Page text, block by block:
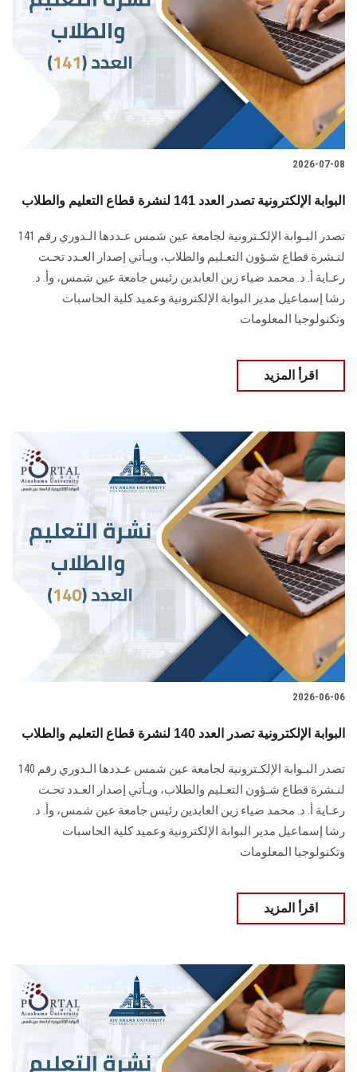
الطلاب
الدراسات العليا
سجل الان
2026-07-08
البوابة الإلكترونية تصدر العدد 141 لنشرة قطاع التعليم والطلاب
تصدر البـوابة الإلكـترونية لجامعة عين شمس عـددها الـدوري رقم 141
لنـشرة قطاع شـؤون التعـليم ‏والطلاب‎، ويـأتي إصدار العـدد تحـت
رعـاية أ. د. محمد ضياء زين العابدين رئيس جامعة عين شمس، وأ. د.
‏رشا إسماعيل مدير البوابة الإلكترونية وعميد كلية الحاسبات
وتكنولوجيا المعلومات
اقرأ المزيد
2026-06-06
البوابة الإلكترونية تصدر العدد 140 لنشرة قطاع التعليم والطلاب
تصدر البـوابة الإلكـترونية لجامعة عين شمس عـددها الـدوري رقم 140
لنـشرة قطاع شـؤون التعـليم ‏والطلاب‎، ويـأتي إصدار العـدد تحـت
رعـاية أ. د. محمد ضياء زين العابدين رئيس جامعة عين شمس، وأ. د.
‏رشا إسماعيل مدير البوابة الإلكترونية وعميد كلية الحاسبات
وتكنولوجيا المعلومات
اقرأ المزيد